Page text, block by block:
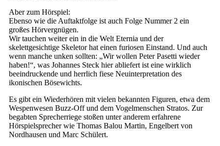
Aber zum Hörspiel:
Ebenso wie die Auftaktfolge ist auch Folge Nummer 2 ein
großes Hörvergnügen.
Wir tauchen weiter ein in die Welt Eternia und der
skelettgesichtige Skeletor hat einen furiosen Einstand. Und auch
wenn manche unken sollten: „Wir wollen Peter Pasetti wieder
haben!“, was Johannes Steck hier abliefert ist eine wirklich
beeindruckende und herrlich fiese Neuinterpretation des
ikonischen Bösewichts.
Es gibt ein Wiederhören mit vielen bekannten Figuren, etwa dem
Wespenwesen Buzz-Off und dem Vogelmenschen Stratos. Zur
begabten Sprecherriege stoßen unter anderem erfahrene
Hörspielsprecher wie Thomas Balou Martin, Engelbert von
Nordhausen und Marc Schülert.